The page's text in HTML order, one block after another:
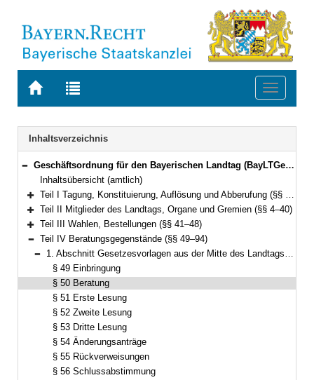
Zur
BAYERN.RECHT
Zur
letzten
Suche
Toggle
Navigation
Inhaltsverzeichnis
Bereich reduzieren
Geschäftsordnung für den Bayerischen Landtag (BayLTGeschO) in der Fassung der Bekanntmachung vom 14. August 2009 (GVBl. S. 420) BayRS 1100-3-I (§§ 1–195)
Inhaltsübersicht (amtlich)
Bereich erweitern
Teil I Tagung, Konstituierung, Auflösung und Abberufung (§§ 1–3)
Bereich erweitern
Teil II Mitglieder des Landtags, Organe und Gremien (§§ 4–40)
Bereich erweitern
Teil III Wahlen, Bestellungen (§§ 41–48)
Bereich reduzieren
Teil IV Beratungsgegenstände (§§ 49–94)
Bereich reduzieren
1. Abschnitt Gesetzesvorlagen aus der Mitte des Landtags und der Staatsregierung (§§ 49–56)
§ 49 Einbringung
§ 50 Beratung
§ 51 Erste Lesung
§ 52 Zweite Lesung
§ 53 Dritte Lesung
§ 54 Änderungsanträge
§ 55 Rückverweisungen
§ 56 Schlussabstimmung